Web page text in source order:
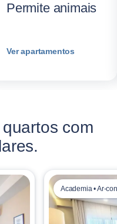
Permite animais
Ver apartamentos
com
Academia • Ar-